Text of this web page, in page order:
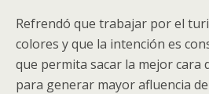
Refrendó que trabajar por el
colores y que la intención es
que permita sacar la mejor cara
para generar mayor afluencia